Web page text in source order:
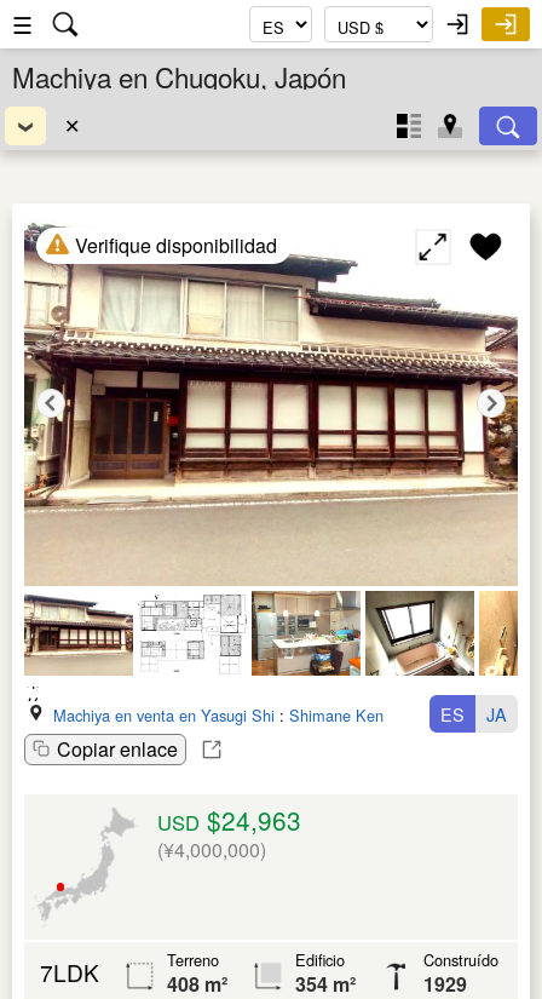
☰
Machiya en Chugoku, Japón
✕
Verifique disponibilidad
Machiya en venta en Yasugi Shi : Shimane Ken
Copiar enlace
ES JA
USD $24,963
(¥4,000,000)
7LDK Terreno
408 m²
Edificio
354 m²
Construído
1929